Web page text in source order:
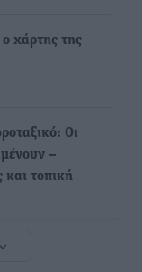
χάρτης της
Οι
–
και τοπική